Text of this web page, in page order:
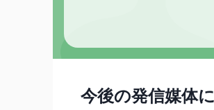
今後の発信媒体